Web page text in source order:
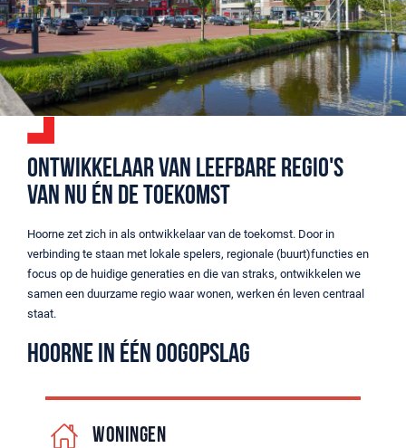
Ontwikkelaar van leefbare regio's
van nu én de toekomst
Hoorne zet zich in als ontwikkelaar van de toekomst. Door in
verbinding te staan met lokale spelers, regionale (buurt)functies en
focus op de huidige generaties en die van straks, ontwikkelen we
samen een duurzame regio waar wonen, werken én leven centraal
staat.
Hoorne in één oogopslag
WONINGEN